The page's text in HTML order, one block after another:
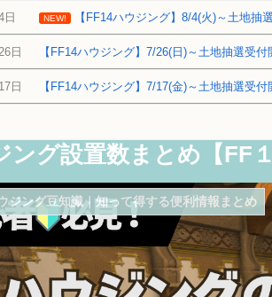
日 NEW! 【FF14ハウジング】8/4(火)～土地抽
日 【FF14ハウジング】7/26(日)～土地抽選受
日 【FF14ハウジング】7/17(金)～土地抽選受
ング設置数まとめ【FF
ジング豆知識｜知って得する便利情報まとめ